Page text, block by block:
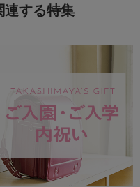
連する特集